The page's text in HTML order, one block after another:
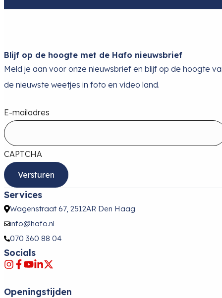
Blijf op de hoogte met de Hafo nieuwsbrief
Meld je aan voor onze nieuwsbrief en blijf op de hoogte
de nieuwste weetjes in foto en video land.
E-mailadres
CAPTCHA
Services
Wagenstraat 67, 2512AR Den Haag
info@hafo.nl
070 360 88 04
Socials
Openingstijden